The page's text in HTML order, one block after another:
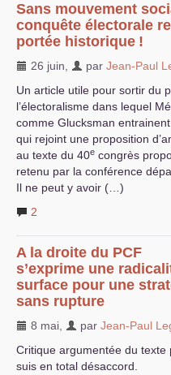
Sans mouvement
conquête électorale
portée historique !
26 juin par Jean-Paul
Un article utile pour sortir du
l’électoralisme dans lequel
comme Glucksman
qui rejoint une proposition
au texte du 40e congrès
retenu par la conférence
Il ne peut y avoir (…)
2
A la droite du PCF
s’exprime une
surface pour une
sans rupture
8 mai par Jean-Paul
Critique argumentée du
suis en total désaccord.